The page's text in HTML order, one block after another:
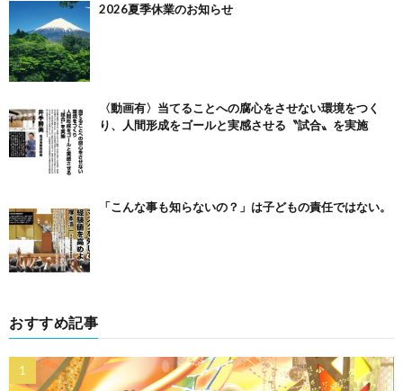
2026夏季休業のお知らせ
〈動画有〉当てることへの腐心をさせない環境をつく
り、人間形成をゴールと実感させる〝試合〟を実施
「こんな事も知らないの？」は子どもの責任ではない。
おすすめ記事